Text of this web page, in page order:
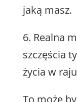
jaką masz.
6. Realna
szczęścia
życia w
To może